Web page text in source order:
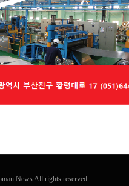
News All rights reserved